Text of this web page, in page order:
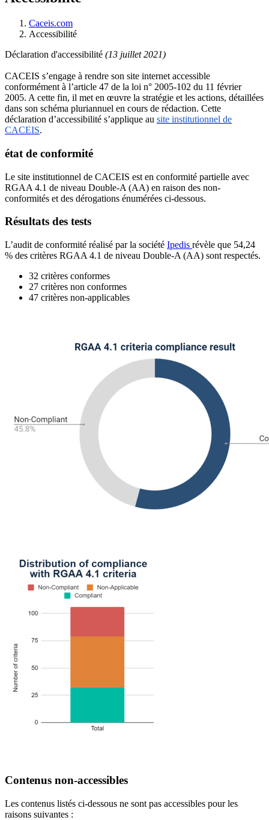
Caceis.com
Accessibilité
Déclaration d'accessibilité (13 juillet 2021)
CACEIS s’engage à rendre son site internet accessible
conformément à l’article 47 de la loi n° 2005-102 du 11 février
2005. A cette fin, il met en œuvre la stratégie et les actions, détaillées
dans son schéma pluriannuel en cours de rédaction. Cette
déclaration d’accessibilité s’applique au site institutionnel de
CACEIS.
état de conformité
Le site institutionnel de CACEIS est en conformité partielle avec
RGAA 4.1 de niveau Double-A (AA) en raison des non-
conformités et des dérogations énumérées ci-dessous.
Résultats des tests
L’audit de conformité réalisé par la société Ipedis révèle que 54,24
% des critères RGAA 4.1 de niveau Double-A (AA) sont respectés.
32 critères conformes
27 critères non conformes
47 critères non-applicables
Contenus non-accessibles
Les contenus listés ci-dessous ne sont pas accessibles pour les
raisons suivantes :